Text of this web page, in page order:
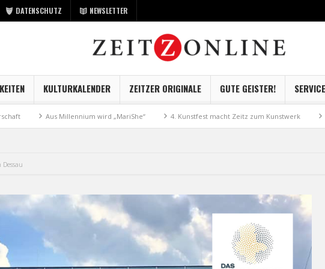
DATENSCHUTZ NEWSLETTER
KULTURKALENDER ZEITZER ORIGINALE GUTE GEISTER! SERVICE
Aus Millennium wird „MariShe“ 4. Kunstfest macht Zeitz zum Kunstwerk